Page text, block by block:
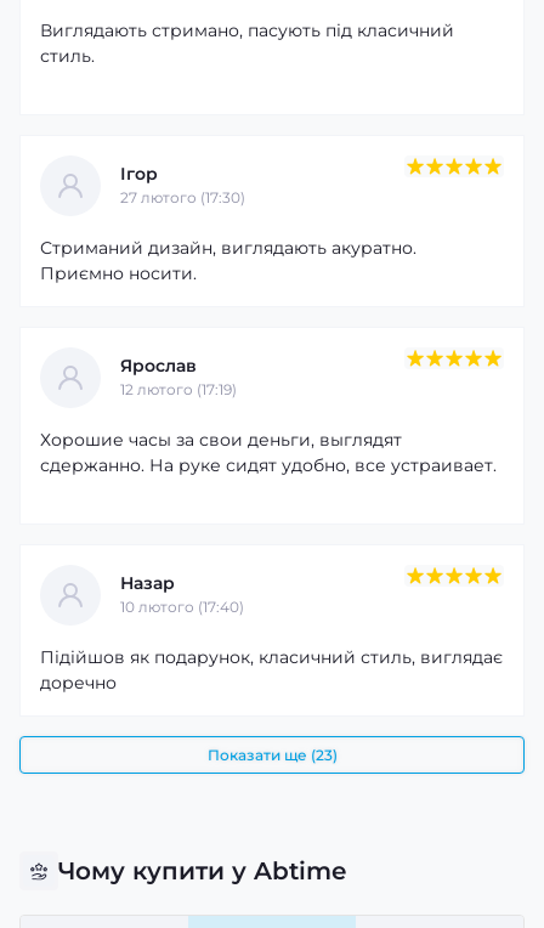
Виглядають стримано, пасують під класичний
стиль.
Ігор
27 лютого (17:30)
Стриманий дизайн, виглядають акуратно.
Приємно носити.
Ярослав
12 лютого (17:19)
Хорошие часы за свои деньги, выглядят
сдержанно. На руке сидят удобно, все устраивает.
Назар
10 лютого (17:40)
Підійшов як подарунок, класичний стиль, виглядає
доречно
Показати ще (23)
Чому купити у Abtime